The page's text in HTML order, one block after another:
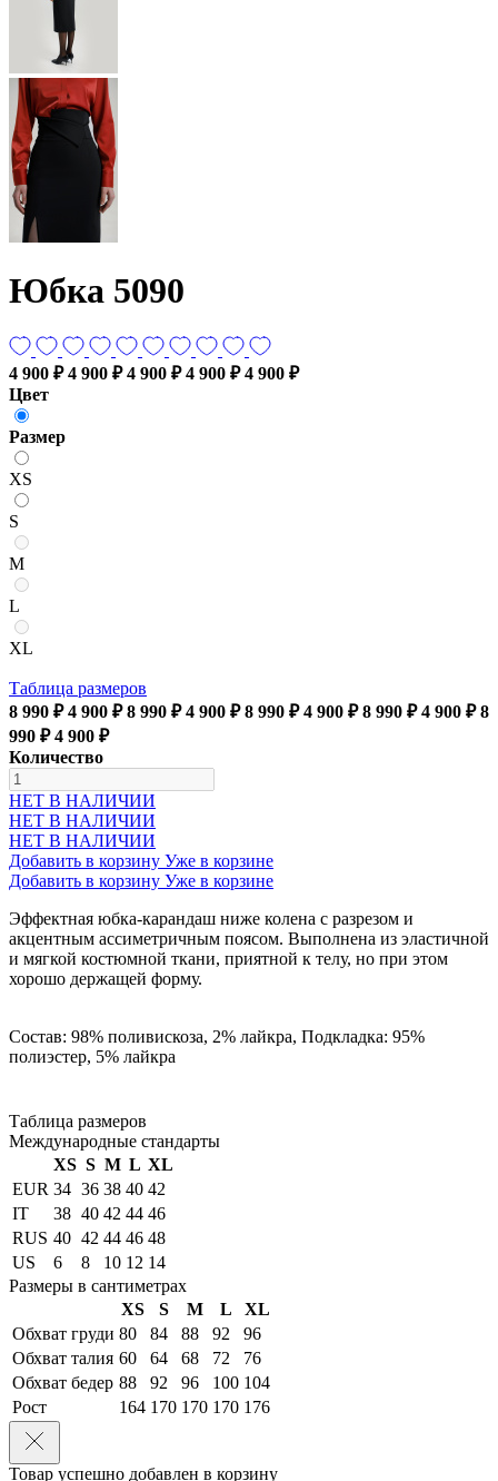
Юбка 5090
4 900 ₽ 4 900 ₽ 4 900 ₽ 4 900 ₽ 4 900 ₽
Цвет
Размер
XS
S
M
L
XL
Таблица размеров
8 990 ₽ 4 900 ₽ 8 990 ₽ 4 900 ₽ 8 990 ₽ 4 900 ₽ 8 990 ₽ 4 900 ₽ 8
990 ₽ 4 900 ₽
Количество
НЕТ В НАЛИЧИИ
НЕТ В НАЛИЧИИ
НЕТ В НАЛИЧИИ
Добавить в корзину Уже в корзине
Добавить в корзину Уже в корзине
Эффектная юбка-карандаш ниже колена с разрезом и
акцентным ассиметричным поясом. Выполнена из эластичной
и мягкой костюмной ткани, приятной к телу, но при этом
хорошо держащей форму.
Состав: 98% поливискоза, 2% лайкра, Подкладка: 95%
полиэстер, 5% лайкра
Таблица размеров
Международные стандарты
XS S M L XL
EUR 34 36 38 40 42
IT
38 40 42 44 46
RUS 40 42 44 46 48
US
6 8 10 12 14
Размеры в сантиметрах
XS
S M L
XL
Обхват груди 80 84 88 92
96
Обхват талия 60 64 68 72
76
Обхват бедер 88 92 96 100 104
Рост
164 170 170 170 176
Товар успешно добавлен в корзину